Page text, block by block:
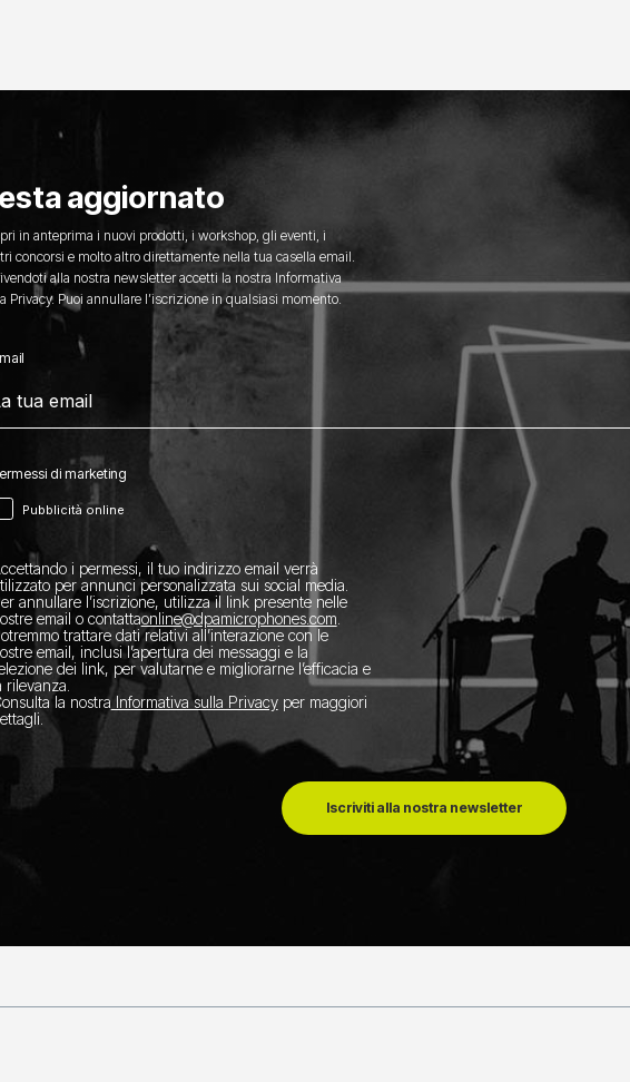
aggiornato
in anteprima i nuovi prodotti, i workshop, gli eventi, i
concorsi e molto altro direttamente nella tua casella email.
alla nostra newsletter accetti la nostra Informativa
Privacy. Puoi annullare l’iscrizione in qualsiasi momento.
di marketing
Pubblicità online
i permessi, il tuo indirizzo email verrà
per annunci personalizzata sui social media.
annullare l’iscrizione, utilizza il link presente nelle
email o contatta​online@dpamicrophones.com
trattare dati relativi all’interazione con le
email, inclusi l’apertura dei messaggi e la
dei link, per valutarne e migliorarne l’efficacia e
rilevanza.
la nostraInformativa sulla Privacyper maggiori
Iscriviti alla nostra newsletter